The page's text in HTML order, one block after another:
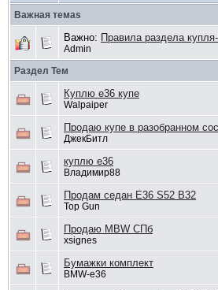
Важная темаs
Важно: Правила раздела
Admin
Раздел Тем
Куплю е36 купе
Walpaiper
Продаю купе в разобранном
ДжекБитл
куплю е36
Владимир88
Продам седан Е36 S52 B32
Top Gun
Продаю MBW СПб
xsignes
Бумажки комплект
BMW-e36